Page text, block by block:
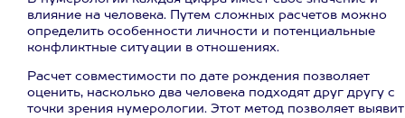
влияние на человека. Путем сложных расчетов можно
определить особенности личности и потенциальные
конфликтные ситуации в отношениях.
Расчет совместимости по дате рождения позволяет
оценить, насколько два человека подходят друг другу с
точки зрения нумерологии. Этот метод позволяет